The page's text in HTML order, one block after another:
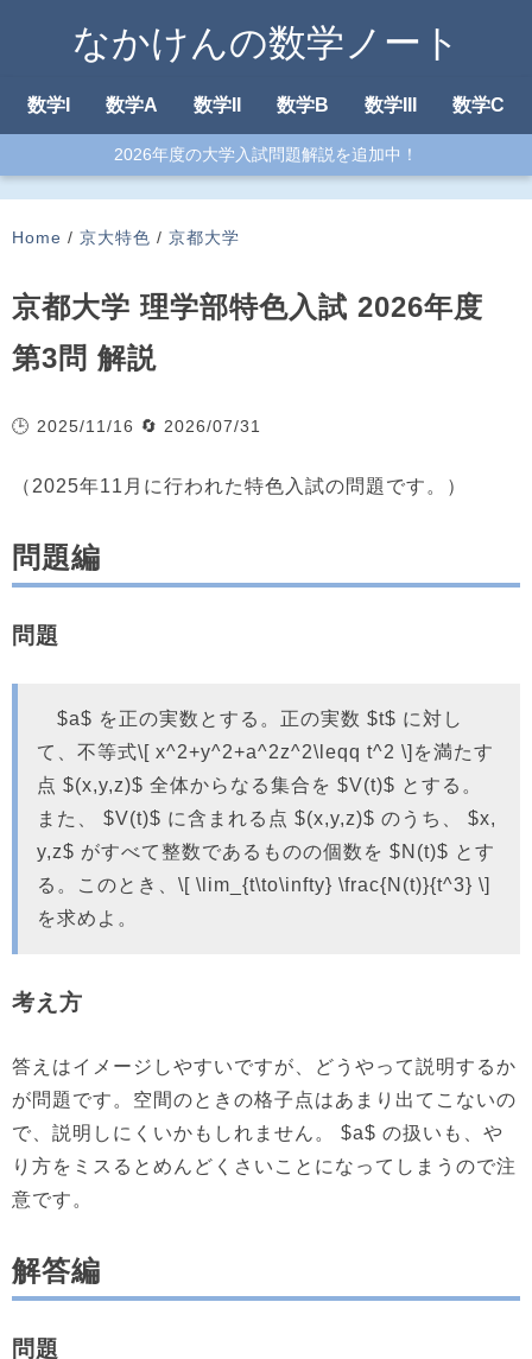
なかけんの数学ノート
数学I 数学A 数学II 数学B 数学III 数学C
2026年度の大学入試問題解説を追加中！
Home / 京大特色 / 京都大学
京都大学 理学部特色入試 2026年度
第3問 解説
🕒 2025/11/16 🔄 2026/07/31
（2025年11月に行われた特色入試の問題です。）
問題編
問題
$a$ を正の実数とする。正の実数 $t$ に対し
て、不等式\[ x^2+y^2+a^2z^2\leqq t^2 \]を満たす
点 $(x,y,z)$ 全体からなる集合を $V(t)$ とする。
また、 $V(t)$ に含まれる点 $(x,y,z)$ のうち、 $x,
y,z$ がすべて整数であるものの個数を $N(t)$ とす
る。このとき、\[ \lim_{t\to\infty} \frac{N(t)}{t^3} \]
を求めよ。
考え方
答えはイメージしやすいですが、どうやって説明するか
が問題です。空間のときの格子点はあまり出てこないの
で、説明しにくいかもしれません。 $a$ の扱いも、や
り方をミスるとめんどくさいことになってしまうので注
意です。
解答編
問題